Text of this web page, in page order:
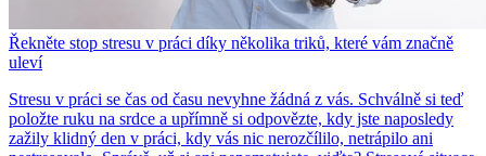
Řekněte stop stresu v práci díky několika triků, které vám značně
uleví
Stresu v práci se čas od času nevyhne žádná z vás. Schválně si teď
položte ruku na srdce a upřímně si odpovězte, kdy jste naposledy
zažily klidný den v práci, kdy vás nic nerozčílilo, netrápilo ani